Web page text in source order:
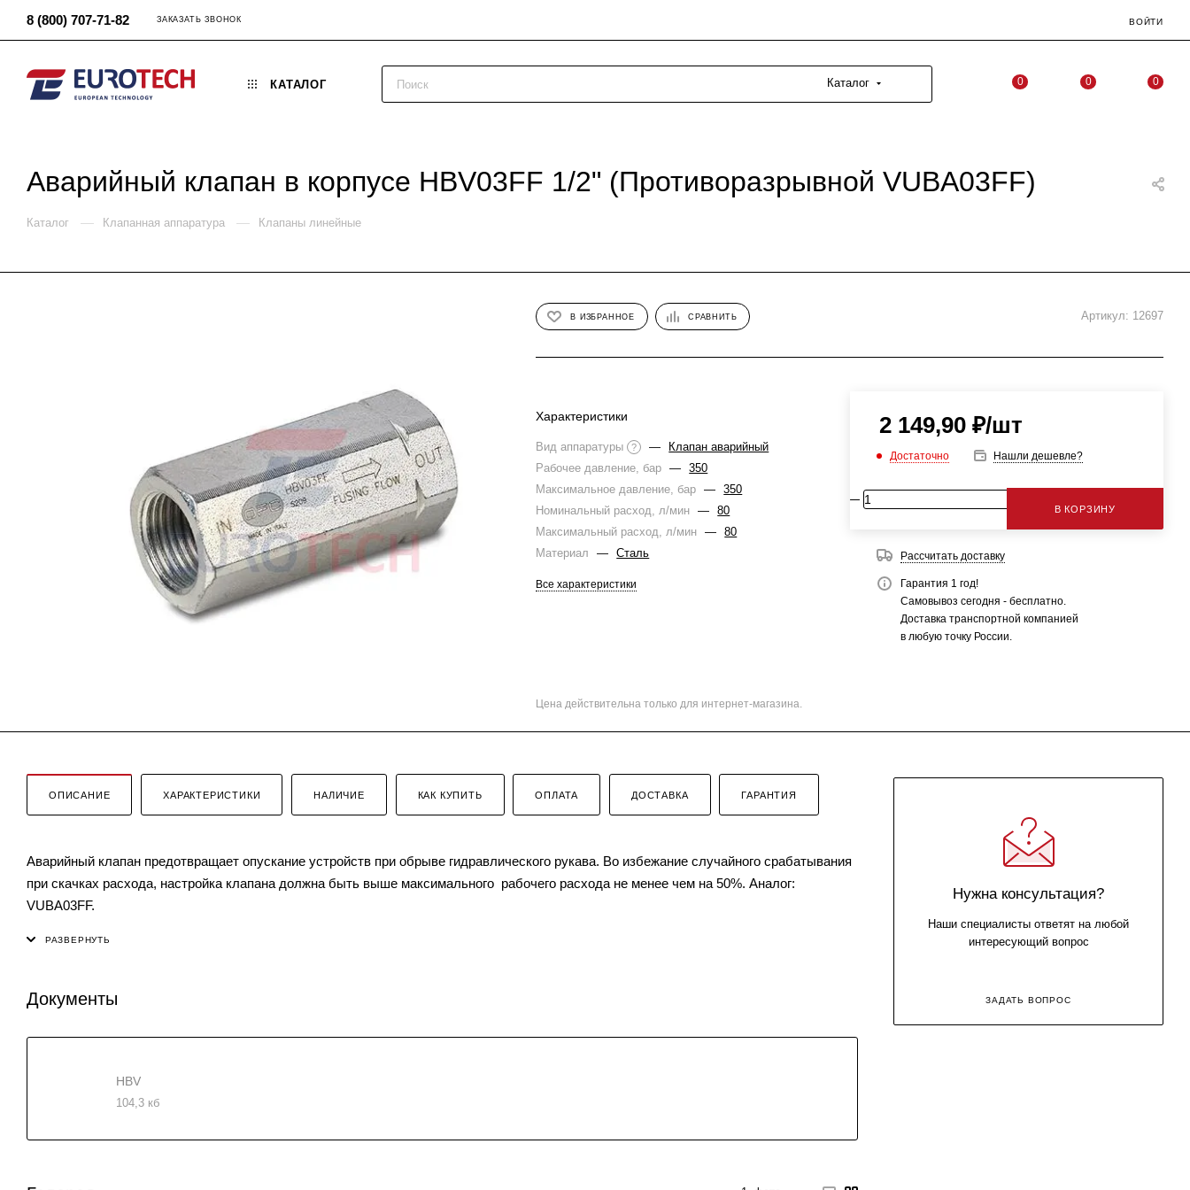
8 (800) 707-71-82 ЗАКАЗАТЬ ЗВОНОК ВОЙТИ
КАТАЛОГ Каталог 0 0 0
Аварийный клапан в корпусе HBV03FF 1/2" (Противоразрывной VUBA03FF)
Каталог — Клапанная аппаратура — Клапаны линейные
В ИЗБРАННОЕ СРАВНИТЬ Артикул: 12697
Характеристики
Вид аппаратуры ? —
Клапан аварийный
Рабочее давление, бар
—
350
Максимальное давление, бар
—
350
Номинальный расход, л/мин
—
80
Максимальный расход, л/мин
—
80
Материал
— Сталь
Все характеристики
2 149,90₽/шт
Достаточно Нашли дешевле?
В КОРЗИНУ
Рассчитать доставку
Гарантия 1 год!
Самовывоз сегодня - бесплатно.
Доставка транспортной компанией
в любую точку России.
Цена действительна только для интернет-магазина.
ОПИСАНИЕ ХАРАКТЕРИСТИКИ НАЛИЧИЕ КАК КУПИТЬ ОПЛАТА ДОСТАВКА ГАРАНТИЯ
Аварийный клапан предотвращает опускание устройств при обрыве гидравлического рукава. Во избежание случайного срабатывания
при скачках расхода, настройка клапана должна быть выше максимального рабочего расхода не менее чем на 50%. Аналог:
VUBA03FF.
Документы
HBV
104,3 кб
Нужна консультация?
Наши специалисты ответят на любой
интересующий вопрос
ЗАДАТЬ ВОПРОС